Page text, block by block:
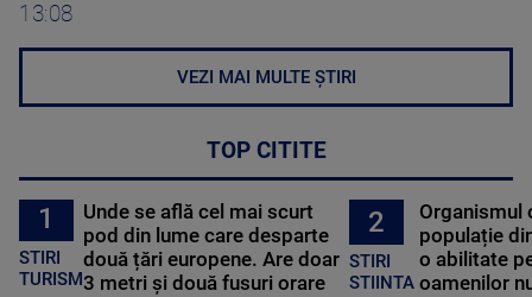
13:08
VEZI MAI MULTE ȘTIRI
TOP CITITE
1
STIRI
TURISM
Unde se află cel mai scurt
pod din lume care desparte
două țări europene. Are doar
3 metri și două fusuri orare
2
STIRI
STIINTA
Organismul
populație
o abilitate
oamenilor